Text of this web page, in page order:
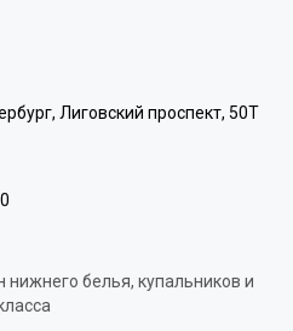
Лиговский проспект, 50Т
нижнего белья, купальников и